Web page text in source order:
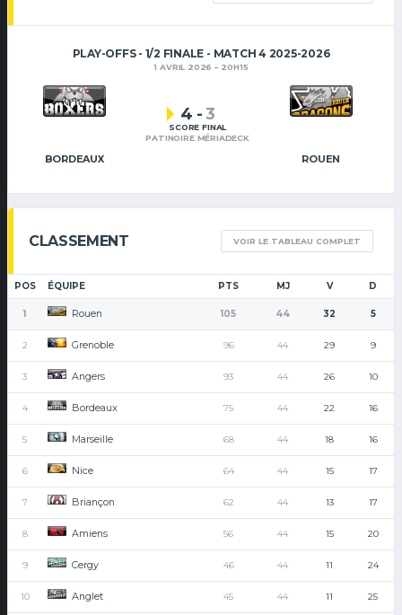
PLAY-OFFS - 1/2 FINALE - MATCH 4 2025-2026
1 AVRIL 2026 20H15
BORDEAUX ROUEN
4 -3
SCORE FINAL
PATINOIRE MÉRIADECK
CLASSEMENT VOIR LE TABLEAU COMPLET
POS ÉQUIPE PTS MJ V D
1 Rouen 105 44 32 5
2 Grenoble 96 44 29 9
3 Angers 93 44 26 10
4 Bordeaux 75 44 22 16
5 Marseille 68 44 18 16
6 Nice 64 44 15 17
7 Briançon 62 44 13 17
8 Amiens 56 44 15 20
9 Cergy 46 44 11 24
10 Anglet 45 44 11 25